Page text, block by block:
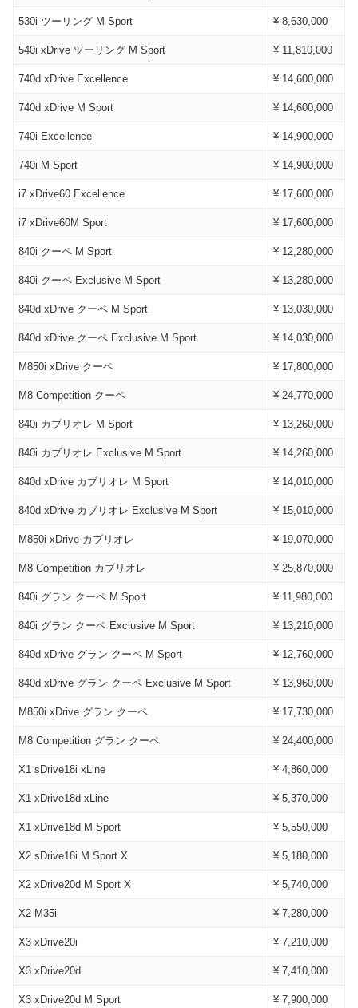
530i ツーリング M Sport ¥ 8,630,000
540i xDrive ツーリング M Sport ¥ 11,810,000
740d xDrive Excellence ¥ 14,600,000
740d xDrive M Sport ¥ 14,600,000
740i Excellence ¥ 14,900,000
740i M Sport ¥ 14,900,000
i7 xDrive60 Excellence ¥ 17,600,000
i7 xDrive60M Sport ¥ 17,600,000
840i クーペ M Sport ¥ 12,280,000
840i クーペ Exclusive M Sport ¥ 13,280,000
840d xDrive クーペ M Sport ¥ 13,030,000
840d xDrive クーペ Exclusive M Sport ¥ 14,030,000
M850i xDrive クーペ ¥ 17,800,000
M8 Competition クーペ ¥ 24,770,000
840i カブリオレ M Sport ¥ 13,260,000
840i カブリオレ Exclusive M Sport ¥ 14,260,000
840d xDrive カブリオレ M Sport ¥ 14,010,000
840d xDrive カブリオレ Exclusive M Sport ¥ 15,010,000
M850i xDrive カブリオレ ¥ 19,070,000
M8 Competition カブリオレ ¥ 25,870,000
840i グラン クーペ M Sport ¥ 11,980,000
840i グラン クーペ Exclusive M Sport ¥ 13,210,000
840d xDrive グラン クーペ M Sport ¥ 12,760,000
840d xDrive グラン クーペ Exclusive M Sport ¥ 13,960,000
M850i xDrive グラン クーペ ¥ 17,730,000
M8 Competition グラン クーペ ¥ 24,400,000
X1 sDrive18i xLine ¥ 4,860,000
X1 xDrive18d xLine ¥ 5,370,000
X1 xDrive18d M Sport ¥ 5,550,000
X2 sDrive18i M Sport X ¥ 5,180,000
X2 xDrive20d M Sport X ¥ 5,740,000
X2 M35i ¥ 7,280,000
X3 xDrive20i ¥ 7,210,000
X3 xDrive20d ¥ 7,410,000
X3 xDrive20d M Sport ¥ 7,900,000